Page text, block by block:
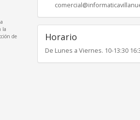
la
de
Horario
De Lunes a Viernes. 10-13:30